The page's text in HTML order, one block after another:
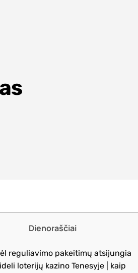
Dienoraščiai
reguliavimo pakeitimų atsijungia
loterijų kazino Tenesyje | kaip